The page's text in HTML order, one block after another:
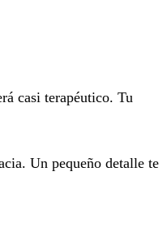
casi terapéutico. Tu
Un pequeño detalle te